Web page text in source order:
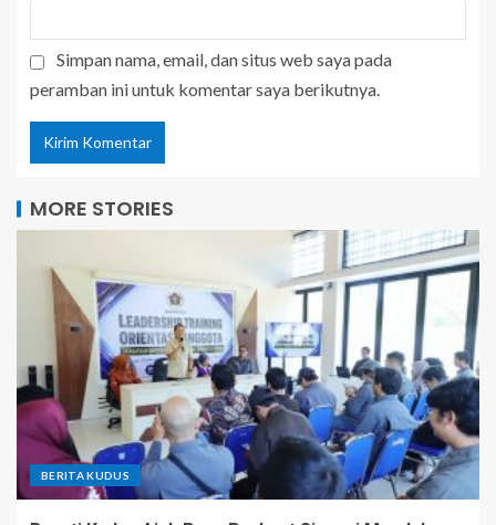
Simpan nama, email, dan situs web saya pada
peramban ini untuk komentar saya berikutnya.
MORE STORIES
BERITA KUDUS